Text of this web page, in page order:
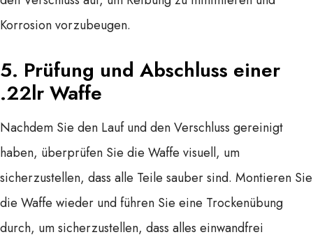
Korrosion vorzubeugen.
5. Prüfung und Abschluss einer
.22lr Waffe
Nachdem Sie den Lauf und den Verschluss gereinigt
haben, überprüfen Sie die Waffe visuell, um
sicherzustellen, dass alle Teile sauber sind. Montieren Sie
die Waffe wieder und führen Sie eine Trockenübung
durch, um sicherzustellen, dass alles einwandfrei